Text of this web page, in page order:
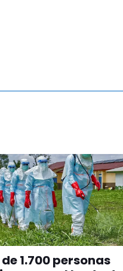
1.700 personas